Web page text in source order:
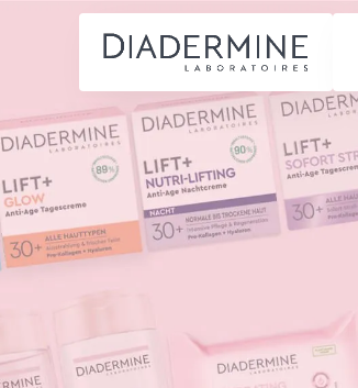
PRODUKTTYP
Feuchtigkeit und
Ausstrahlung
Hautstraffung
Startseite
inhaltsstoffe
Inspiration
Kontakt